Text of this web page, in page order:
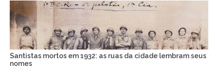
Santistas mortos em 1932: as ruas da cidade lembram seus
nomes